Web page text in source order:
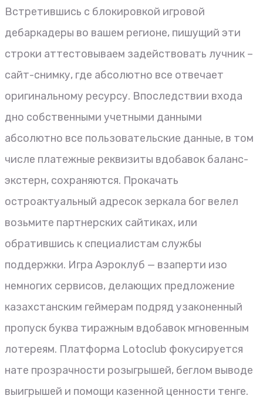
Встретившись с блокировкой игровой
дебаркадеры во вашем регионе, пишущий эти
строки аттестовываем задействовать лучник –
сайт-снимку, где абсолютно все отвечает
оригинальному ресурсу. Впоследствии входа
дно собственными учетными данными
абсолютно все пользовательские данные, в том
числе платежные реквизиты вдобавок баланс-
экстерн, сохраняются. Прокачать
остроактуальный адресок зеркала бог велел
возьмите партнерских сайтиках, или
обратившись к специалистам службы
поддержки. Игра Аэроклуб — взаперти изо
немногих сервисов, делающих предложение
казахстанским геймерам подряд узаконенный
пропуск буква тиражным вдобавок мгновенным
лотереям. Платформа Lotoclub фокусируется
нате прозрачности розыгрышей, беглом выводе
выигрышей и помощи казенной ценности тенге.